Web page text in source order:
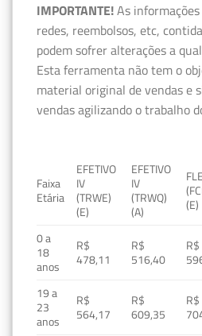
IMPORTANTE!As
redes, reembolsos, etc,
podem sofrer alterações a
Esta ferramenta não tem o
material original de vendas e
vendas agilizando o trabalho
Faixa
Etária
EFETIVO
IV
(TRWE)
(E)
EFETIVO
IV
(TRWQ)
(A)
(E)
0 a
18
anos
R$
478,11
R$
516,40
R$
19 a
23
anos
R$
564,17
R$
609,35
R$